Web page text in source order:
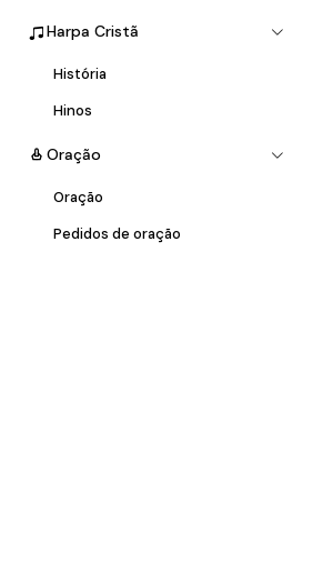
Harpa Cristã
História
Hinos
Oração
Oração
Pedidos de oração